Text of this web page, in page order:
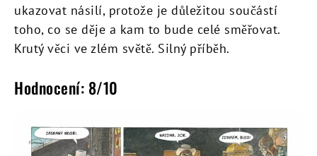
ukazovat násilí, protože je důležitou součástí
toho, co se děje a kam to bude celé směřovat.
Krutý věci ve zlém světě. Silný příběh.
Hodnocení: 8/10